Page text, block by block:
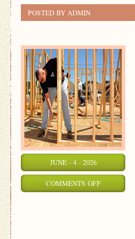
POSTED BY ADMIN
JUNE - 4 - 2026
COMMENTS OFFON